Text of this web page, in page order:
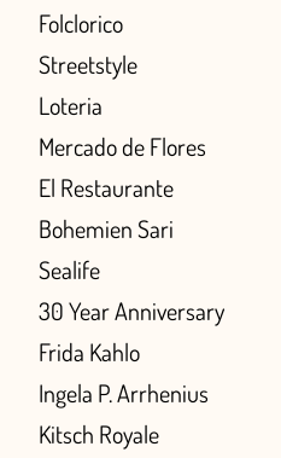
Folclorico
Streetstyle
Loteria
Mercado de Flores
El Restaurante
Bohemien Sari
Sealife
30 Year Anniversary
Frida Kahlo
Ingela P. Arrhenius
Kitsch Royale